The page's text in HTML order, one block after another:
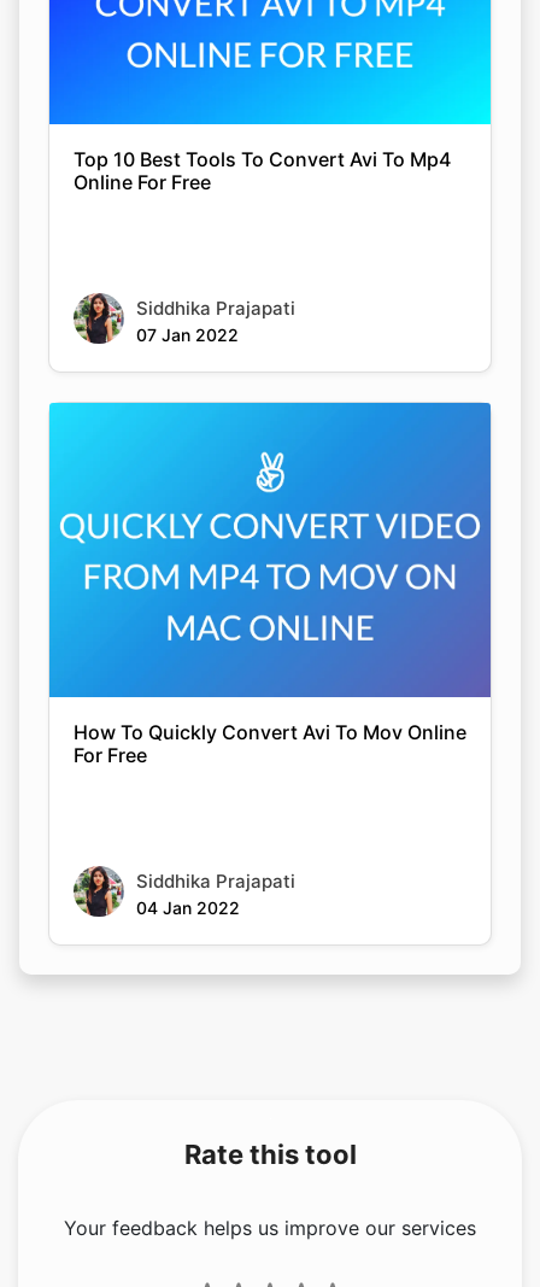
Top 10 Best Tools To Convert Avi To Mp4
Online For Free
Siddhika Prajapati
07 Jan 2022
How To Quickly Convert Avi To Mov Online
For Free
Siddhika Prajapati
04 Jan 2022
Rate this tool
Your feedback helps us improve our services